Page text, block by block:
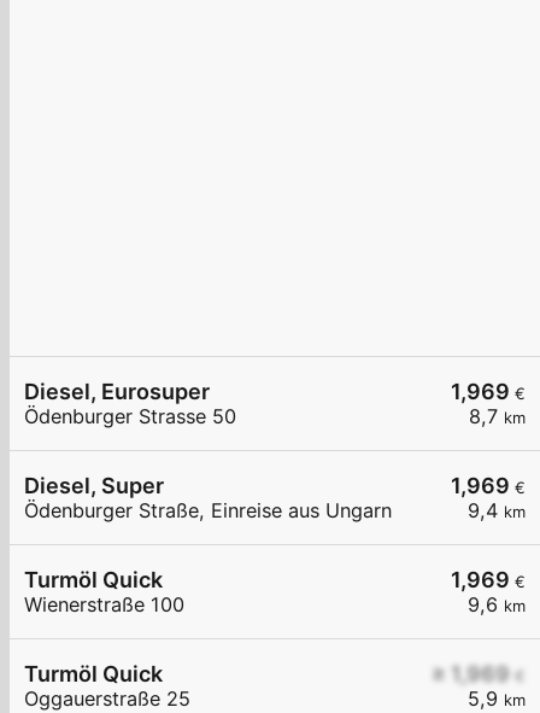
1,969 €
8,7 km
Diesel, Eurosuper
Ödenburger Strasse 50
1,969 €
9,4 km
Diesel, Super
Ödenburger Straße, Einreise aus Ungarn
1,969 €
9,6 km
Turmöl Quick
Wienerstraße 100
≥ 1,969 €
5,9 km
Turmöl Quick
Oggauerstraße 25